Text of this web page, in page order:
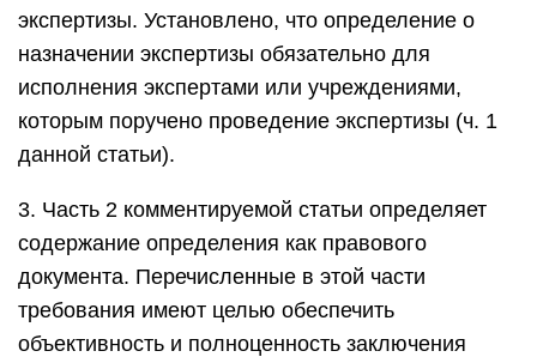
экспертизы. Установлено, что определение о
назначении экспертизы обязательно для
исполнения экспертами или учреждениями,
которым поручено проведение экспертизы (ч. 1
данной статьи).
3. Часть 2 комментируемой статьи определяет
содержание определения как правового
документа. Перечисленные в этой части
требования имеют целью обеспечить
объективность и полноценность заключения